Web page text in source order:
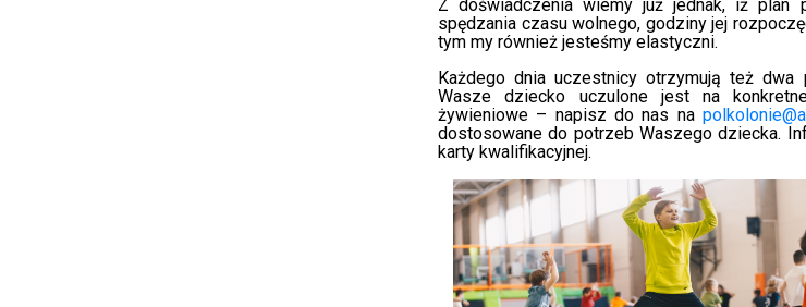
Z doświadczenia wiemy już jednak, iż plan
spędzania czasu wolnego, godziny jej
tym my również jesteśmy elastyczni.
Każdego dnia uczestnicy otrzymują też dwa
Wasze dziecko uczulone jest na
żywieniowe – napisz do nas na
dostosowane do potrzeb Waszego dziecka.
karty kwalifikacyjnej.